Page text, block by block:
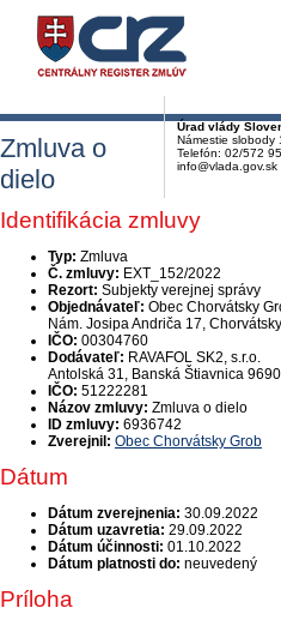
Úrad vlády
Námestie slobody
Telefón: 02/572
info@vlada.gov.sk
Zmluva o
dielo
Identifikácia zmluvy
Typ: Zmluva
Č. zmluvy: EXT_152/2022
Rezort: Subjekty verejnej správy
Objednávateľ: Obec Chorvátsky
Nám. Josipa Andriča 17,
IČO: 00304760
Dodávateľ: RAVAFOL SK2, s.r.o.
Antolská 31, Banská Štiavnica
IČO: 51222281
Názov zmluvy: Zmluva o dielo
ID zmluvy: 6936742
Zverejnil: Obec Chorvátsky Grob
Dátum
Dátum zverejnenia: 30.09.2022
Dátum uzavretia: 29.09.2022
Dátum účinnosti: 01.10.2022
Dátum platnosti do: neuvedený
Príloha